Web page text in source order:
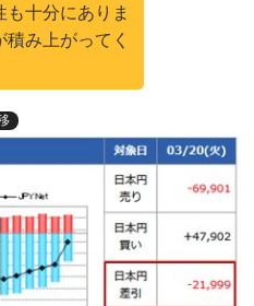
も十分にありま
み上がってく